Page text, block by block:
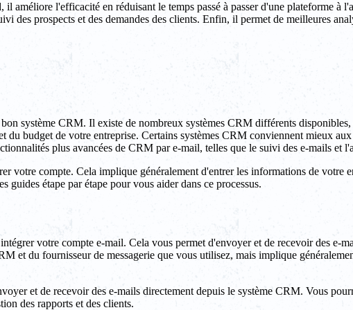
améliore l'efficacité en réduisant le temps passé à passer d'une plateforme à
des prospects et des demandes des clients. Enfin, il permet de meilleures
système CRM. Il existe de nombreux systèmes CRM différents disponibles,
budget de votre entreprise. Certains systèmes CRM conviennent mieux
plus avancées de CRM par e-mail, telles que le suivi des e-mails et
votre compte. Cela implique généralement d'entrer les informations de votre
étape par étape pour vous aider dans ce processus.
votre compte e-mail. Cela vous permet d'envoyer et de recevoir des e-
et du fournisseur de messagerie que vous utilisez, mais implique
et de recevoir des e-mails directement depuis le système CRM. Vous
des rapports et des clients.